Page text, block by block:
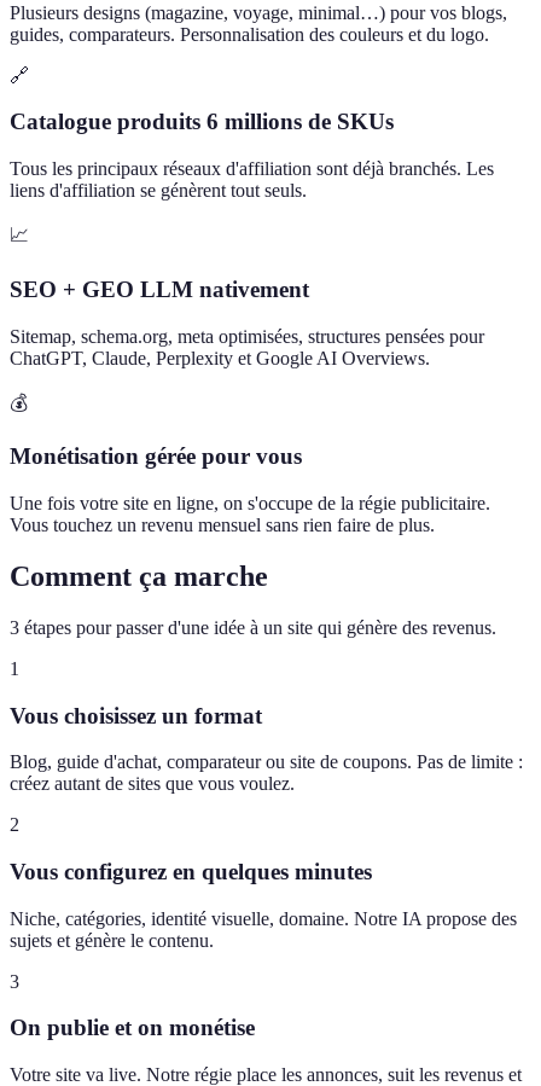
Plusieurs designs (magazine, voyage, minimal…) pour vos blogs,
guides, comparateurs. Personnalisation des couleurs et du logo.
🔗
Catalogue produits 6 millions de SKUs
Tous les principaux réseaux d'affiliation sont déjà branchés. Les
liens d'affiliation se génèrent tout seuls.
📈
SEO + GEO LLM nativement
Sitemap, schema.org, meta optimisées, structures pensées pour
ChatGPT, Claude, Perplexity et Google AI Overviews.
💰
Monétisation gérée pour vous
Une fois votre site en ligne, on s'occupe de la régie publicitaire.
Vous touchez un revenu mensuel sans rien faire de plus.
Comment ça marche
3 étapes pour passer d'une idée à un site qui génère des revenus.
1
Vous choisissez un format
Blog, guide d'achat, comparateur ou site de coupons. Pas de limite :
créez autant de sites que vous voulez.
2
Vous configurez en quelques minutes
Niche, catégories, identité visuelle, domaine. Notre IA propose des
sujets et génère le contenu.
3
On publie et on monétise
Votre site va live. Notre régie place les annonces, suit les revenus et